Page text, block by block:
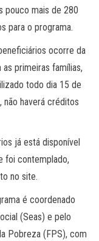
pouco mais de 280
para o programa.
ocorre da
primeiras famílias,
todo dia 15 de
não haverá créditos
já está disponível
foi contemplado,
no site.
é coordenado
(Seas) e pelo
Pobreza (FPS), com